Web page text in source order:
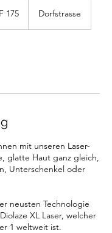
175 Dorfstrasse
mit unseren Laser-
glatte Haut ganz gleich,
Unterschenkel oder
neusten Technologie
XL Laser, welcher
1 weltweit ist.